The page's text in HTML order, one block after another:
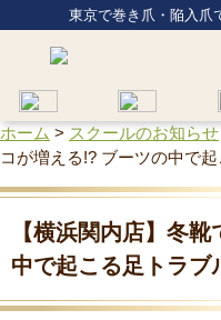
東京で巻き爪・陥入爪
ホーム > スクールのお知らせ
コが増える!? ブーツの中で
【横浜関内店】冬
中で起こる足トラブ